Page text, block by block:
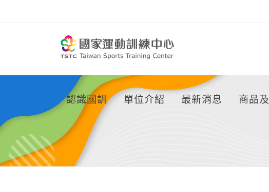
認識國訓 單位介紹 最新消息 商品